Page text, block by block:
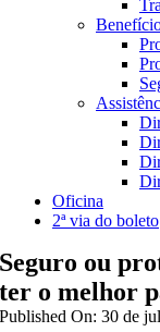
Oficina
2ª via do boleto
Seguro ou
ter o melhor
Published On: 30 de